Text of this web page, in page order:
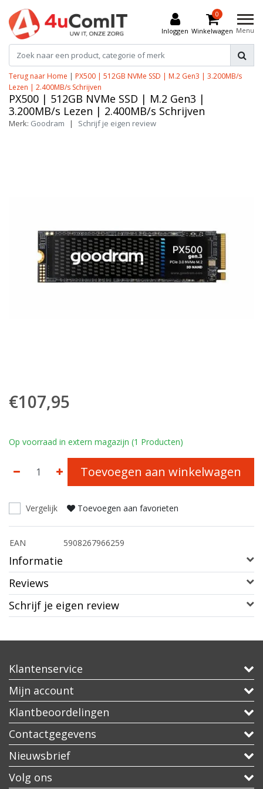
Inloggen
0
Winkelwagen Menu
Terug naar Home | PX500 | 512GB NVMe SSD | M.2 Gen3 | 3.200MB/s
Lezen | 2.400MB/s Schrijven
PX500 | 512GB NVMe SSD | M.2 Gen3 |
3.200MB/s Lezen | 2.400MB/s Schrijven
Merk: Goodram | Schrijf je eigen review
€107,95
Op voorraad in extern magazijn (1 Producten)
Toevoegen aan winkelwagen
Vergelijk Toevoegen aan favorieten
EAN 5908267966259
Informatie
Reviews
Schrijf je eigen review
Klantenservice
Mijn account
Klantbeoordelingen
Contactgegevens
Nieuwsbrief
Volg ons